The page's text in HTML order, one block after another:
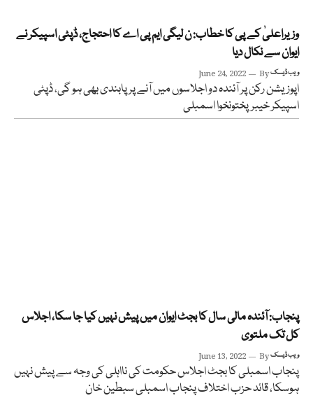
وزیراعلیٰ کے پی کا خطاب: ن لیگی ایم پی اے کا احتجاج، ڈپٹی اسپیکر نے
ایوان سے نکال دیا
June 24, 2022 Byویب ڈیسک
اپوزیشن رکن پر آئندہ دو اجلاسوں میں آنے پر پابندی بھی ہو گی، ڈپٹی
اسپیکر خیبرپختونخوا اسمبلی
پنجاب: آئندہ مالی سال کا بجٹ ایوان میں پیش نہیں کیا جا سکا، اجلاس
کل تک ملتوی
June 13, 2022 Byویب ڈیسک
پنجاب اسمبلی کا بجٹ اجلاس حکومت کی نااہلی کی وجہ سے پیش نہیں
ہوسکا، قائد حزب اختلاف پنجاب اسمبلی سبطین خان